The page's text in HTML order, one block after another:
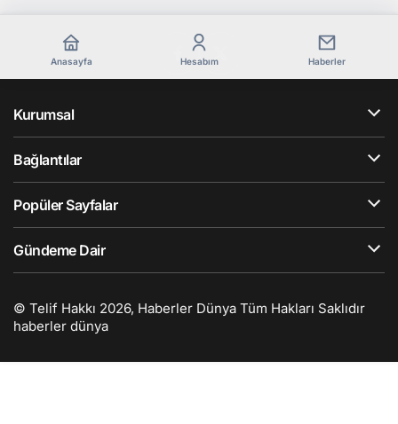
Anasayfa Hesabım Haberler
Kurumsal
Bağlantılar
Popüler Sayfalar
Gündeme Dair
© Telif Hakkı 2026, Haberler Dünya Tüm Hakları Saklıdır
haberler dünya